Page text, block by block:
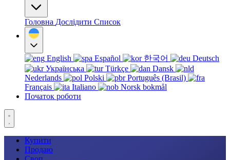
Головна Дослідити Список
English Español 한국어
Deutsch
Українська
Türkçe
Dansk
Nederlands
Polski
Português (Brasil)
Français
Italiano
Norsk bokmål
Початок роботи
Купити
Продаю